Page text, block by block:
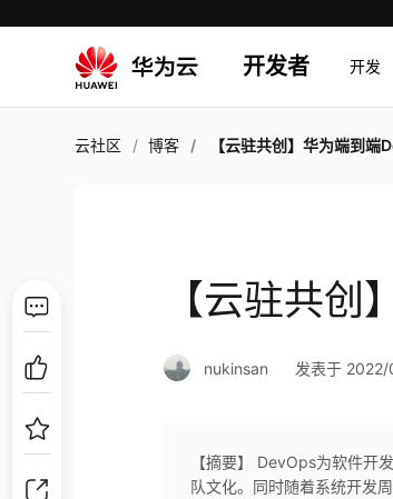
开发者 开发
云社区 博客 【云驻共创】华为端到端
【云驻共
nukinsan 发表于
【摘要】 DevOps为软件开
队文化。同时随着系统开发